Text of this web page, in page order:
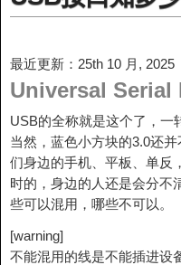
最近更新：25th 10 月, 2025
Universal Serial
USB的全称就是这个了，一
当然，蓝色小方块的3.0还
们身边的手机、平板、单反
时的，身边的人还是会分不
些可以混用，哪些不可以。
[warning]
不能混用的线是不能插进设